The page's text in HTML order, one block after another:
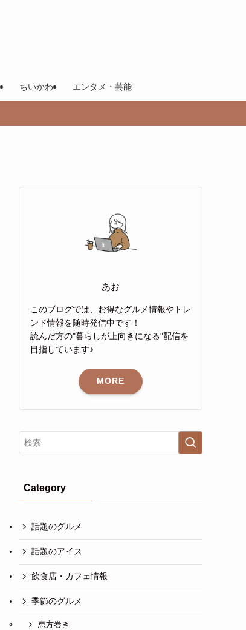
ちいかわ エンタメ・芸能
あお
このブログでは、お得なグルメ情報やトレ
ンド情報を随時発信中です！
読んだ方の"暮らしが上向きになる"配信を
目指しています♪
MORE
Category
話題のグルメ
話題のアイス
飲食店・カフェ情報
季節のグルメ
恵方巻き